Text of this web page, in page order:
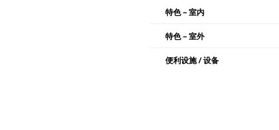
特色 – 室内
特色 – 室外
便利设施 / 设备